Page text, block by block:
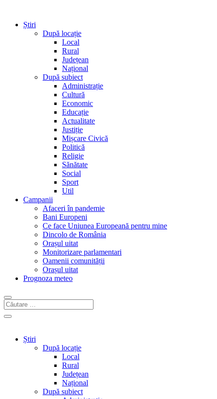
Știri
După locație
Local
Rural
Județean
Național
După subiect
Administrație
Cultură
Economic
Educație
Actualitate
Justiție
Mișcare Civică
Politică
Religie
Sănătate
Social
Sport
Util
Campanii
Afaceri în pandemie
Bani Europeni
Ce face Uniunea Europeană pentru mine
Dincolo de România
Orașul uitat
Monitorizare parlamentari
Oamenii comunității
Orașul uitat
Prognoza meteo
Știri
După locație
Local
Rural
Județean
Național
După subiect